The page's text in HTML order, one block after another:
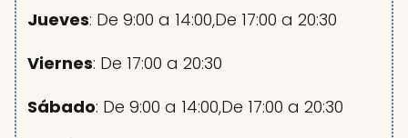
Jueves: De 9:00 a 14:00,De 17:00 a 20:30
Viernes: De 17:00 a 20:30
Sábado: De 9:00 a 14:00,De 17:00 a 20:30